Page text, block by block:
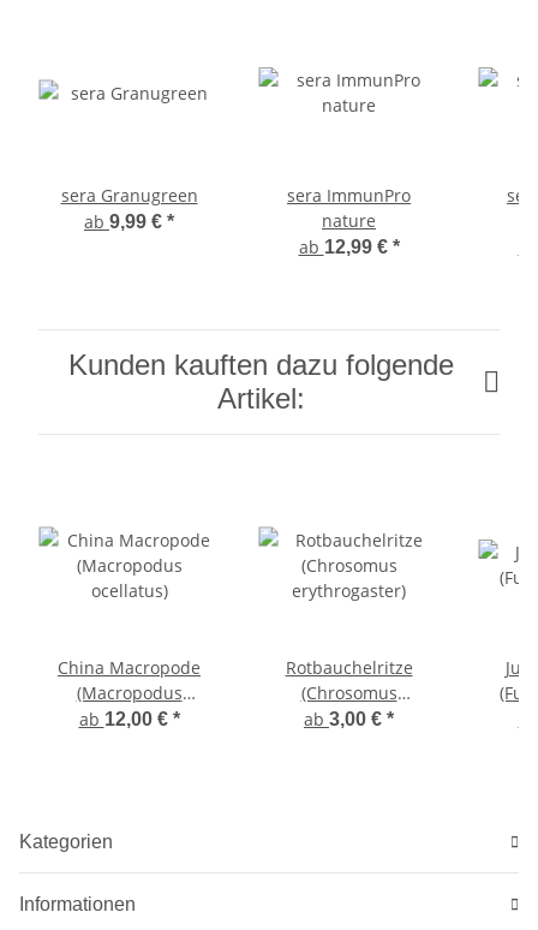
sera Granugreen
ab 9,99 € *
sera ImmunPro
nature
ab 12,99 € *
Kunden kauften dazu folgende
Artikel:
China Macropode
(Macropodus
ocellatus)
ab 12,00 € *
Rotbauchelritze
(Chrosomus
erythrogaster)
ab 3,00 € *
Kategorien
Informationen